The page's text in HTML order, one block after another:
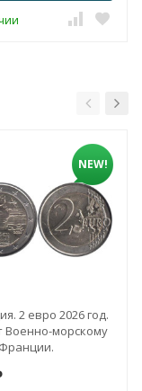
NEW!
2 евро 2026 год.
Военно-морскому